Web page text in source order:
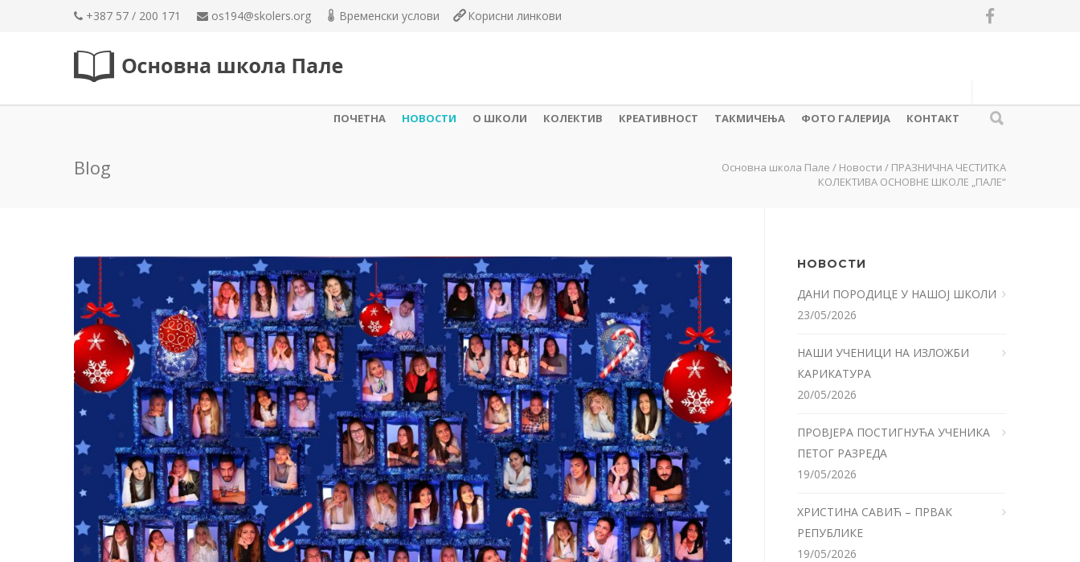
+387 57 / 200 171 os194@skolers.org Временски услови Корисни линкови
ПОЧЕТНА НОВОСТИ О ШКОЛИ КОЛЕКТИВ КРЕАТИВНОСТ ТАКМИЧЕЊА ФОТО ГАЛЕРИЈА КОНТАКТ
Blog Основна школа Пале / Новости / ПРАЗНИЧНА ЧЕСТИТКА
КОЛЕКТИВА ОСНОВНЕ ШКОЛЕ „ПАЛЕ“
НОВОСТИ
ДАНИ ПОРОДИЦЕ У НАШОЈ ШКОЛИ
23/05/2026
НАШИ УЧЕНИЦИ НА ИЗЛОЖБИ
КАРИКАТУРА
20/05/2026
ПРОВЈЕРА ПОСТИГНУЋА УЧЕНИКА
ПЕТОГ РАЗРЕДА
19/05/2026
ХРИСТИНА САВИЋ – ПРВАК
РЕПУБЛИКЕ
19/05/2026